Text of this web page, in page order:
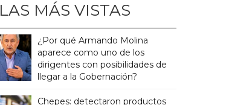
LAS MÁS VISTAS
¿Por qué Armando Molina
aparece como uno de los
dirigentes con posibilidades de
llegar a la Gobernación?
Chepes: detectaron productos